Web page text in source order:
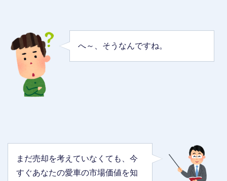
へ～、そうなんですね。
まだ売却を考えていなくても、今
すぐあなたの愛車の市場価値を知